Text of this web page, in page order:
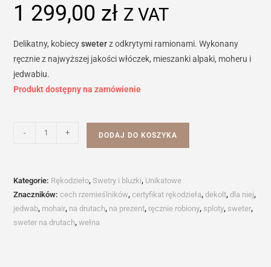
1 299,00 zł Z VAT
Delikatny, kobiecysweterz odkrytymi ramionami. Wykonany
ręcznie z najwyższej jakości włóczek, mieszanki alpaki, moheru i
jedwabiu.
Produkt dostępny na zamówienie
- + DODAJ DO KOSZYKA
Kategorie: Rękodzieło,Swetry i bluzki, Unikatowe
Znaczników:cech rzemieślników,certyfikat rękodzieła,dekolt,dla niej,
jedwab, mohair, na drutach, na prezent, ręcznie robiony, sploty, sweter,
sweter na drutach,wełna